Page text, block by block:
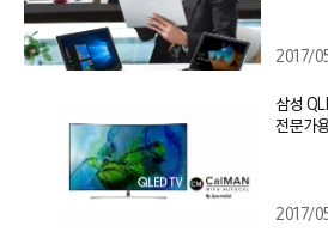
2017/
삼성
전문가
2017/